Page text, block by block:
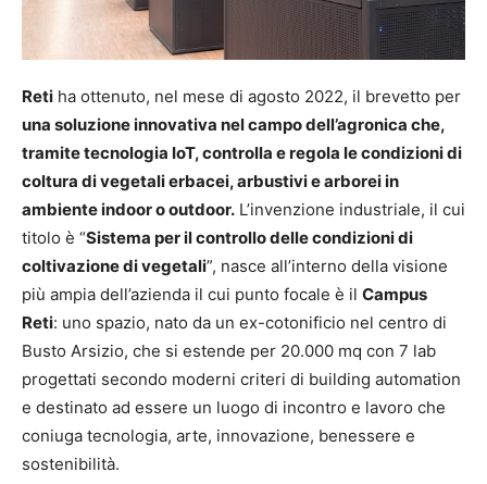
Reti ha ottenuto, nel mese di agosto 2022, il brevetto per
una soluzione innovativa nel campo dell’agronica che,
tramite tecnologia IoT, controlla e regola le condizioni di
coltura di vegetali erbacei, arbustivi e arborei in
ambiente indoor o outdoor. L’invenzione industriale, il cui
titolo è “Sistema per il controllo delle condizioni di
coltivazione di vegetali”, nasce all’interno della visione
più ampia dell’azienda il cui punto focale è il Campus
Reti: uno spazio, nato da un ex-cotonificio nel centro di
Busto Arsizio, che si estende per 20.000 mq con 7 lab
progettati secondo moderni criteri di building automation
e destinato ad essere un luogo di incontro e lavoro che
coniuga tecnologia, arte, innovazione, benessere e
sostenibilità.